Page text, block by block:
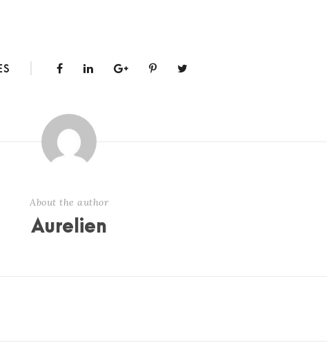
About the author
Aurelien